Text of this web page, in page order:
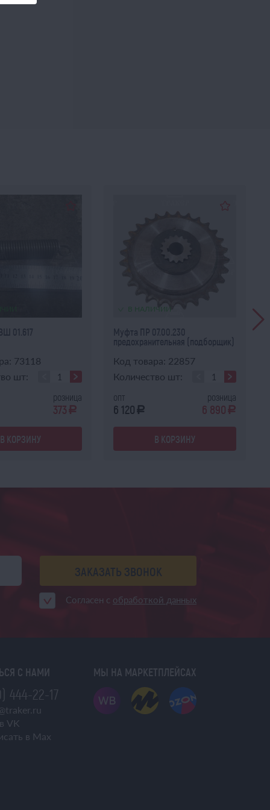
01.617
73118
шт:
розница
373 a
В КОРЗИНУ
В НАЛИЧИИ
Муфта ПР 07.00.230
предохранительная (подборщик)
Код товара: 22857
Количество шт:
опт
6 120 a
розница
6 890 a
В КОРЗИНУ
ЗАКАЗАТЬ ЗВОНОК
Согласен с обработкой данных
С НАМИ
444-22-17
VK
в Max
МЫ НА МАРКЕТПЛЕЙСАХ